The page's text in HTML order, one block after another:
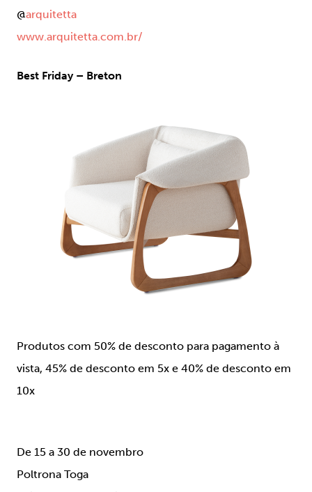
@arquitetta
www.arquitetta.com.br/
Best Friday – Breton
Produtos com 50% de desconto para pagamento à
vista, 45% de desconto em 5x e 40% de desconto em
10x
De 15 a 30 de novembro
Poltrona Toga